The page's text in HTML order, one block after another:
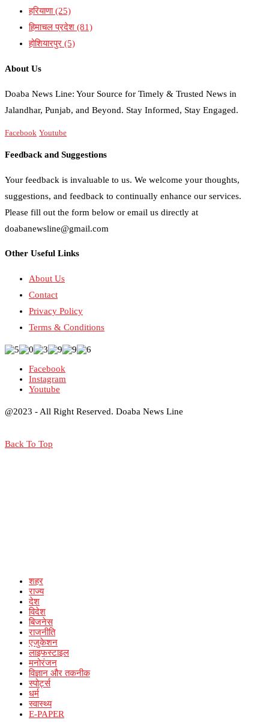
हरियाणा(25)
हिमाचल प्रदेश (81)
होशियारपुर (5)
About Us
Doaba News Line: Your Source for Timely & Trusted News in
Jalandhar, Punjab, and Beyond. Stay Informed, Stay Engaged.
Facebook Youtube
Feedback and Suggestions
Your feedback is invaluable to us. We welcome your thoughts,
suggestions, and feedback to continually enhance our services.
Please fill out the form below or email us directly at
doabanewsline@gmail.com
Other Useful Links
About Us
Contact
Privacy Policy
Terms & Conditions
Facebook
Instagram
Youtube
@2023 - All Right Reserved. Doaba News Line
Back To Top
शहर
राज्य
देश
विदेश
बिजनेस
राजनीति
एजुकेशन
लाइफस्टाइल
मनोरंजन
विज्ञान और तकनीक
स्पोर्ट्स
धर्म
स्वास्थ्य
E-PAPER